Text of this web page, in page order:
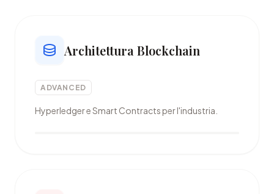
Architettura Blockchain
ADVANCED
Hyperledger e Smart Contracts per l'industria.